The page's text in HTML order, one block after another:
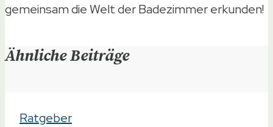
gemeinsam die Welt der Badezimmer erkunden!
Ähnliche Beiträge
Ratgeber